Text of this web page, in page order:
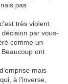
pas
très violent
par vous-
comme un
ont
mais
à l’inverse,